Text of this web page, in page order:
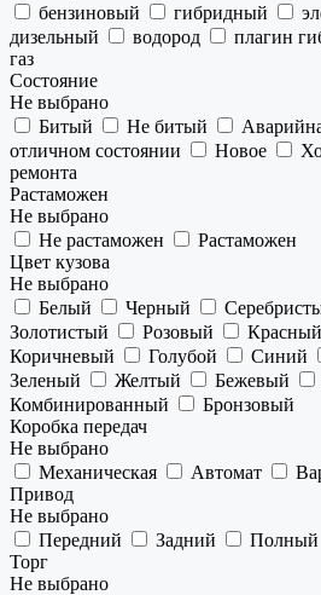
бензиновый
гибридный
дизельный
водород плагин
газ
Состояние
Не выбрано
Битый
Не битый
отличном состоянии
Новое
ремонта
Растаможен
Не выбрано
Не растаможен
Растаможен
Цвет кузова
Не выбрано
Белый
Черный
Золотистый
Розовый Красный
Коричневый
Голубой Синий
Зеленый
Желтый Бежевый
Комбинированный
Бронзовый
Коробка передач
Не выбрано
Механическая
Автомат
Привод
Не выбрано
Передний
Задний
Полный
Торг
Не выбрано